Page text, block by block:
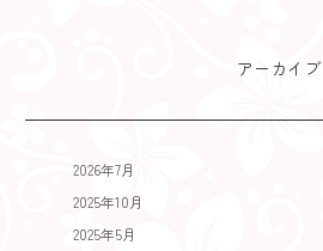
アーカイブ
2026年7月
2025年10月
2025年5月